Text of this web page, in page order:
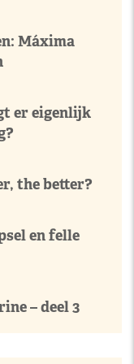
Máxima
er eigenlijk
the better?
en felle
– deel 3